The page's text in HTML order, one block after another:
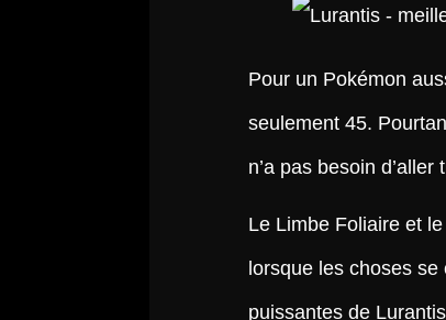
Pour un Pokémon
seulement 45.
n’a pas besoin
Le Limbe Foliaire et
lorsque les choses
puissantes de